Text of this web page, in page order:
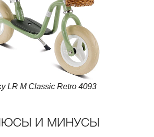
LR M Classic Retro 4093
И МИНУСЫ